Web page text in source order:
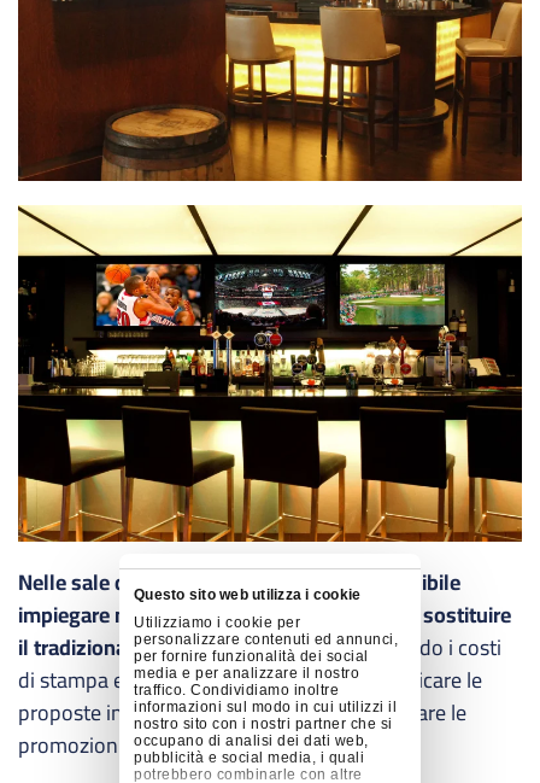
Questo sito web utilizza i cookie
Utilizziamo i cookie per
personalizzare contenuti ed annunci,
per fornire funzionalità dei social
media e per analizzare il nostro
traffico. Condividiamo inoltre
informazioni sul modo in cui utilizzi il
nostro sito con i nostri partner che si
occupano di analisi dei dati web,
pubblicità e social media, i quali
potrebbero combinarle con altre
Nelle sale destinate alla ristorazione è possibile
impiegare menù digitali e digital boards per sostituire
il tradizionale materiale stampato, abbattendo i costi
di stampa e consentendo ai gestori di modificare le
proposte in base all’ora del giorno e di adattare le
promozioni secondo necessità.